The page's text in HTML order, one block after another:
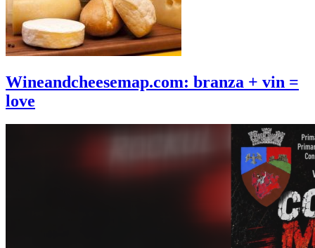
Wineandcheesemap.com: branza + vin =
love